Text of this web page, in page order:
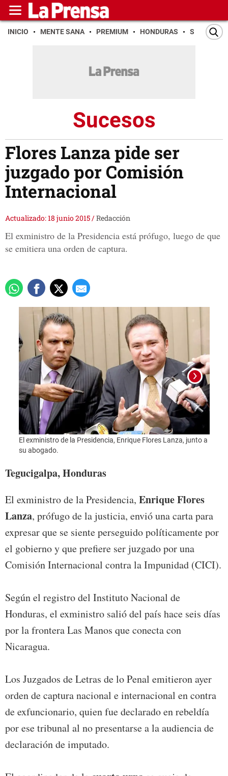
INICIO MENTE SANA PREMIUM HONDURAS SAN PEDRO
Sucesos
Flores Lanza pide ser
juzgado por Comisión
Internacional
Actualizado: 18 junio 2015/Redacción
El exministro de la Presidencia está prófugo, luego de que
se emitiera una orden de captura.
El exministro de la Presidencia, Enrique Flores Lanza, junto a
su abogado.
Tegucigalpa, Honduras
El exministro de la Presidencia, Enrique Flores
Lanza, prófugo de la justicia, envió una carta para
expresar que se siente perseguido políticamente por
el gobierno y que prefiere ser juzgado por una
Comisión Internacional contra la Impunidad (CICI).
Según el registro del Instituto Nacional de
Honduras, el exministro salió del país hace seis días
por la frontera Las Manos que conecta con
Nicaragua.
Los Juzgados de Letras de lo Penal emitieron ayer
orden de captura nacional e internacional en contra
de exfuncionario, quien fue declarado en rebeldía
por ese tribunal al no presentarse a la audiencia de
declaración de imputado.